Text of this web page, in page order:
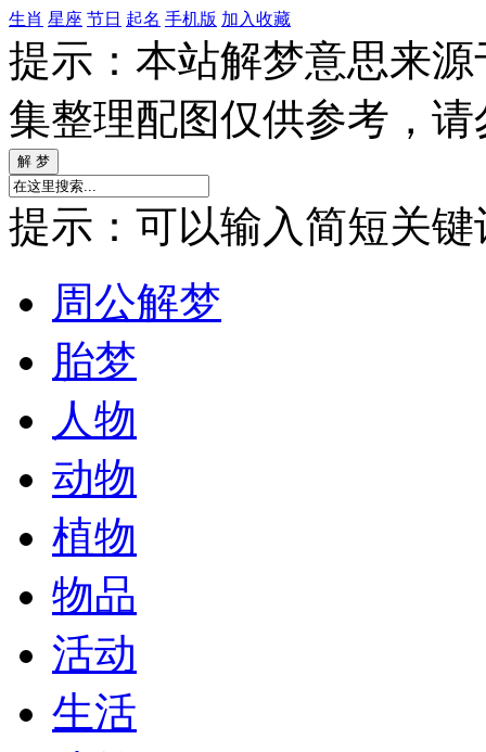
生肖 星座 节日 起名 手机版 加入收藏
提示：本站解梦意思来
集整理配图仅供参考，
提示：可以输入简短关键
周公解梦
胎梦
人物
动物
植物
物品
活动
生活